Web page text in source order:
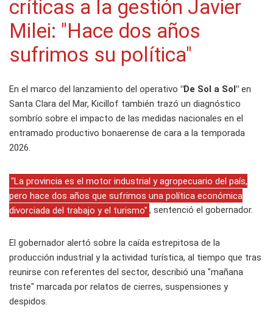
críticas a la gestión Javier
Milei: "Hace dos años
sufrimos su política"
En el marco del lanzamiento del operativo "De Sol a Sol" en
Santa Clara del Mar, Kicillof también trazó un diagnóstico
sombrío sobre el impacto de las medidas nacionales en el
entramado productivo bonaerense de cara a la temporada
2026.
"La provincia es el motor industrial y agropecuario del país,
pero hace dos años que sufrimos una política económica
divorciada del trabajo y el turismo" , sentenció el gobernador.
El gobernador alertó sobre la caída estrepitosa de la
producción industrial y la actividad turística, al tiempo que tras
reunirse con referentes del sector, describió una "mañana
triste" marcada por relatos de cierres, suspensiones y
despidos.